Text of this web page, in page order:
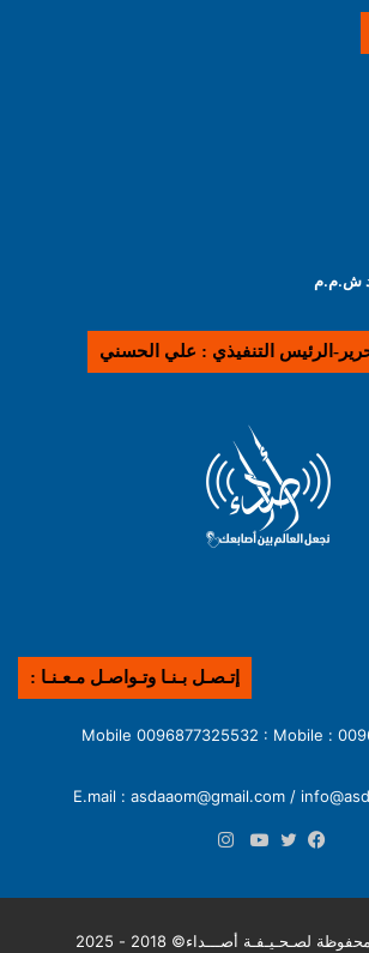
ش.م.م
الرئيس التنفيذي : علي الحسني
إتـصـل بـنـا وتـواصـل مـعـنـا :
E.mail : asdaaom@gmail.com /
لصـحـيـفـة أصـــداء© 2018 - 2025